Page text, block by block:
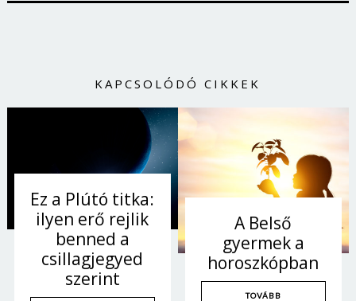
KAPCSOLÓDÓ CIKKEK
Ez a Plútó titka:
ilyen erő rejlik
benned a
csillagjegyed
szerint
A Belső
gyermek a
horoszkópban
TOVÁBB